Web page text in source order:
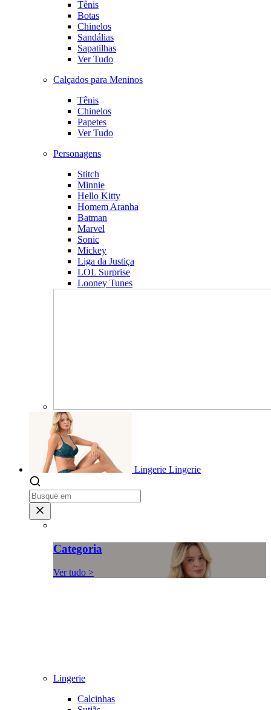
Tênis
Botas
Chinelos
Sandálias
Sapatilhas
Ver Tudo
Calçados para Meninos
Tênis
Chinelos
Papetes
Ver Tudo
Personagens
Stitch
Minnie
Hello Kitty
Homem Aranha
Batman
Marvel
Sonic
Mickey
Liga da Justiça
LOL Surprise
Looney Tunes
Lingerie Lingerie
Categoria
Ver tudo >
Lingerie
Calcinhas